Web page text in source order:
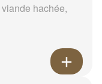
hachée,